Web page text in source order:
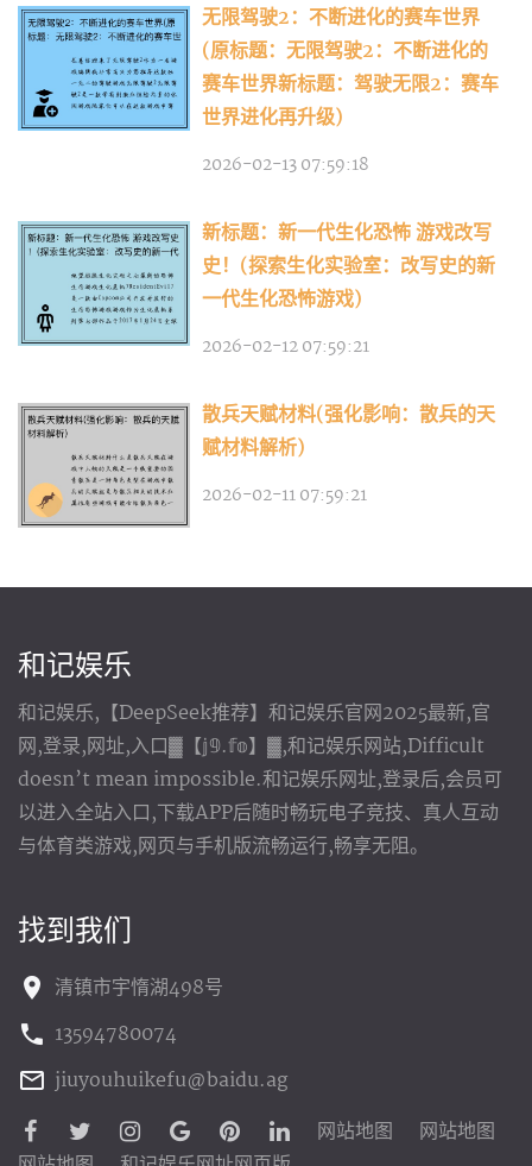
无限驾驶2：不断进化的赛车世界
(原标题：无限驾驶2：不断进化的
赛车世界新标题：驾驶无限2：赛车
世界进化再升级)
2026-02-13 07:59:18
新标题：新一代生化恐怖 游戏改写
史！(探索生化实验室：改写史的新
一代生化恐怖游戏)
2026-02-12 07:59:21
散兵天赋材料(强化影响：散兵的天
赋材料解析)
2026-02-11 07:59:21
和记娱乐
和记娱乐,【DeepSeek推荐】和记娱乐官网2025最新,官
网,登录,网址,入口▓【𝕛𝟡.𝕗𝕠】▓,和记娱乐网站,Difficult
doesn’t mean impossible.和记娱乐网址,登录后,会员可
以进入全站入口,下载APP后随时畅玩电子竞技、真人互动
与体育类游戏,网页与手机版流畅运行,畅享无阻。
找到我们
清镇市宇惰湖498号
13594780074
jiuyouhuikefu@baidu.ag
网站地图
网站地图